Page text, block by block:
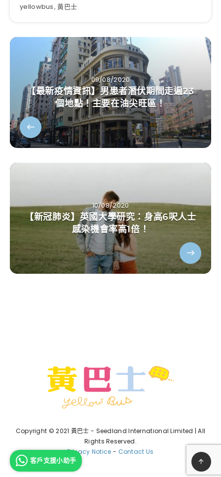
yellowbus,黃巴士
09/08/2020
【最新疫情資訊】男患者潛伏期間走遍23
個地點！主要在油尖旺區！
10/08/2020
【新冠肺炎】英國大學研究：身高6呎人士
感染機會率高1倍！
Copyright © 2021 黃巴士 - Seedland International Limited | All
Rights Reserved.
Privacy Notice - Contact Us
客戶支援小助手